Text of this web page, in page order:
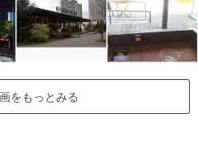
をもっとみる